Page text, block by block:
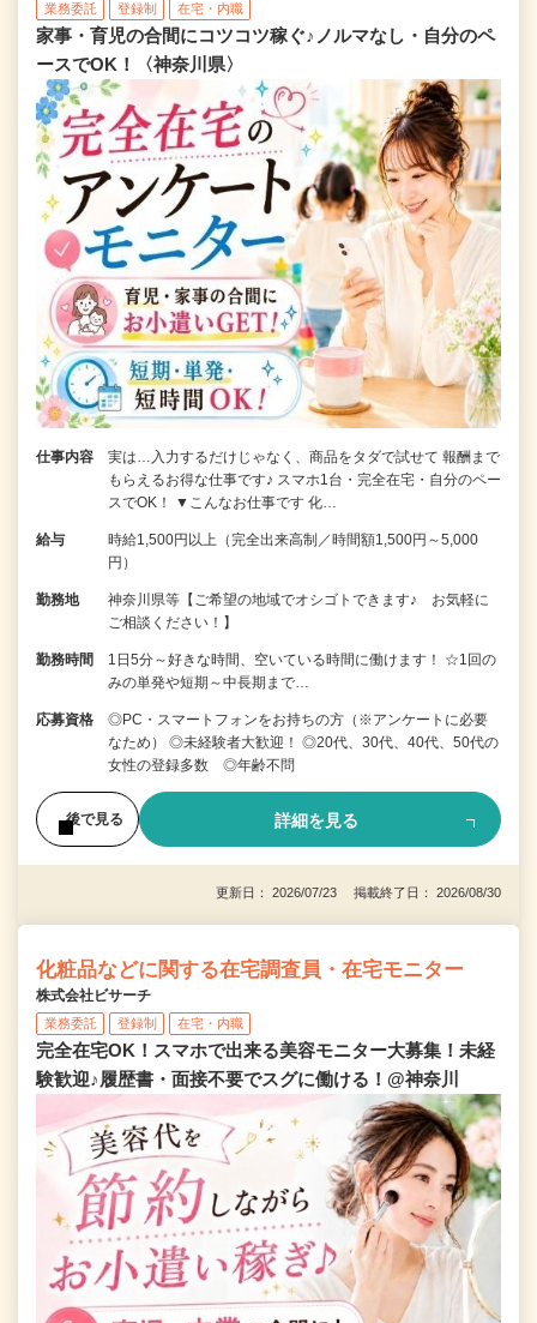
業務委託 登録制 在宅・内職
家事・育児の合間にコツコツ稼ぐ♪ノルマなし・自分のペ
ースでOK！〈神奈川県〉
仕事内容
実は…入力するだけじゃなく、商品をタダで試せて 報酬まで
もらえるお得な仕事です♪ スマホ1台・完全在宅・自分のペー
スでOK！ ▼こんなお仕事です 化…
給与
時給1,500円以上（完全出来高制／時間額1,500円～5,000
円）
勤務地
神奈川県等【ご希望の地域でオシゴトできます♪ お気軽に
ご相談ください！】
勤務時間
1日5分～好きな時間、空いている時間に働けます！ ☆1回の
みの単発や短期～中長期まで…
応募資格
◎PC・スマートフォンをお持ちの方（※アンケートに必要
なため） ◎未経験者大歓迎！ ◎20代、30代、40代、50代の
女性の登録多数 ◎年齢不問
後で見る 詳細を見る
更新日： 2026/07/23 掲載終了日： 2026/08/30
化粧品などに関する在宅調査員・在宅モニター
株式会社ビサーチ
業務委託 登録制 在宅・内職
完全在宅OK！スマホで出来る美容モニター大募集！未経
験歓迎♪履歴書・面接不要でスグに働ける！@神奈川